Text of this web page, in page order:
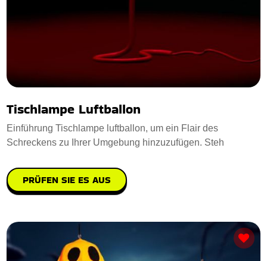
Tischlampe Luftballon
Einführung Tischlampe luftballon, um ein Flair des
Schreckens zu Ihrer Umgebung hinzuzufügen. Steh
PRÜFEN SIE ES AUS